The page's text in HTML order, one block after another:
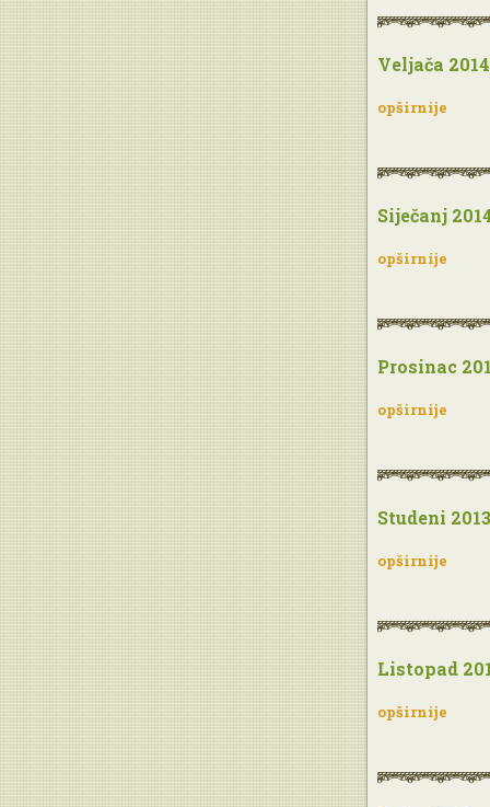
Veljača 2014
opširnije
Siječanj
opširnije
Prosinac
opširnije
Studeni 2013
opširnije
Listopad
opširnije